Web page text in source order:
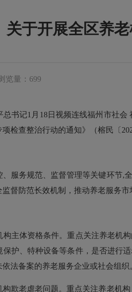
关于开展全区养
览量：699
记1月18日视频连线福州市社会
项检查整治行动的通知》（榕民〔
务规范、监督管理等关键环节,全
督防范长效机制，推动养老服务
体资格条件。重点关注养老机构
保护、特种设备等条件，是否进行
法备案的养老服务企业或社会组织
老虐老问题。重点关注养老机构